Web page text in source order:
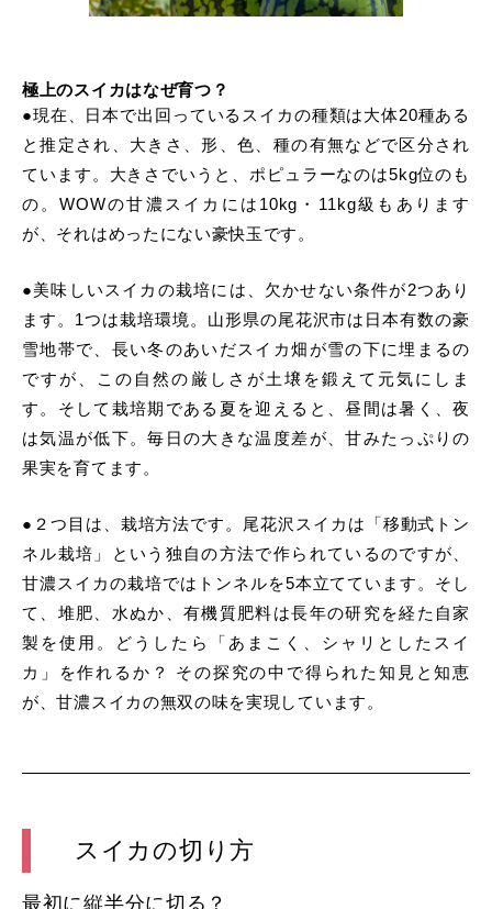
極上のスイカはなぜ育つ？
●現在、日本で出回っているスイカの種類は大体20種ある
と推定され、大きさ、形、色、種の有無などで区分され
ています。大きさでいうと、ポピュラーなのは5kg位のも
の。WOWの甘濃スイカには10kg・11kg級もあります
が、それはめったにない豪快玉です。
●美味しいスイカの栽培には、欠かせない条件が2つあり
ます。1つは栽培環境。山形県の尾花沢市は日本有数の豪
雪地帯で、長い冬のあいだスイカ畑が雪の下に埋まるの
ですが、この自然の厳しさが土壌を鍛えて元気にしま
す。そして栽培期である夏を迎えると、昼間は暑く、夜
は気温が低下。毎日の大きな温度差が、甘みたっぷりの
果実を育てます。
●２つ目は、栽培方法です。尾花沢スイカは「移動式トン
ネル栽培」という独自の方法で作られているのですが、
甘濃スイカの栽培ではトンネルを5本立てています。そし
て、堆肥、水ぬか、有機質肥料は長年の研究を経た自家
製を使用。どうしたら「あまこく、シャリとしたスイ
カ」を作れるか？ その探究の中で得られた知見と知恵
が、甘濃スイカの無双の味を実現しています。
スイカの切り方
最初に縦半分に切る？